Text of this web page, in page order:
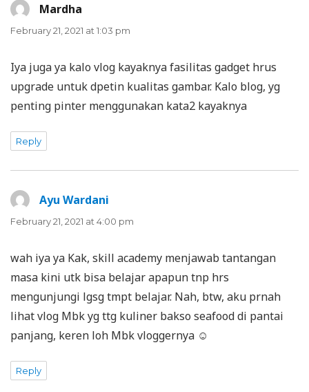
Mardha
February 21, 2021 at 1:03 pm
Iya juga ya kalo vlog kayaknya fasilitas gadget hrus
upgrade untuk dpetin kualitas gambar. Kalo blog, yg
penting pinter menggunakan kata2 kayaknya
Reply
Ayu Wardani
February 21, 2021 at 4:00 pm
wah iya ya Kak, skill academy menjawab tantangan
masa kini utk bisa belajar apapun tnp hrs
mengunjungi lgsg tmpt belajar. Nah, btw, aku prnah
lihat vlog Mbk yg ttg kuliner bakso seafood di pantai
panjang, keren loh Mbk vloggernya ☺
Reply